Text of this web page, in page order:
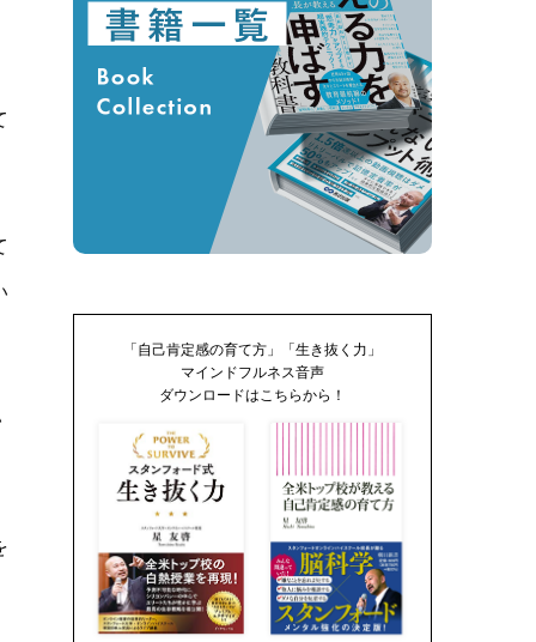
「自己肯定感の育て方」「生き抜く力」
マインドフルネス音声
ダウンロードはこちらから！